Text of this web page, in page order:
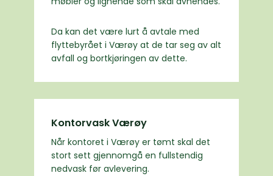
Da kan det være lurt å avtale med
flyttebyrået i Værøy at de tar seg av alt
avfall og bortkjøringen av dette.
Kontorvask Værøy
Når kontoret i Værøy er tømt skal det
stort sett gjennomgå en fullstendig
nedvask før avlevering.